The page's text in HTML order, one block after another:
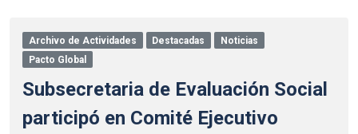
Archivo de Actividades Destacadas
Noticias
Pacto Global
Subsecretaria de Evaluación Social
participó en Comité Ejecutivo